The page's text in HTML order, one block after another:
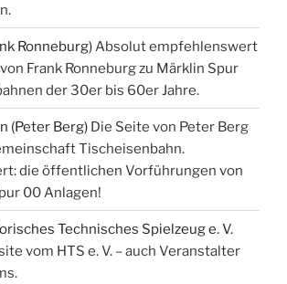
Ronneburg) Absolut empfehlenswert
Frank Ronneburg zu Märklin Spur
der 30er bis 60er Jahre.
(Peter Berg) Die Seite von Peter Berg
Tischeisenbahn.
die öffentlichen Vorführungen von
00 Anlagen!
Technisches Spielzeug e. V.
vom HTS e. V. – auch Veranstalter